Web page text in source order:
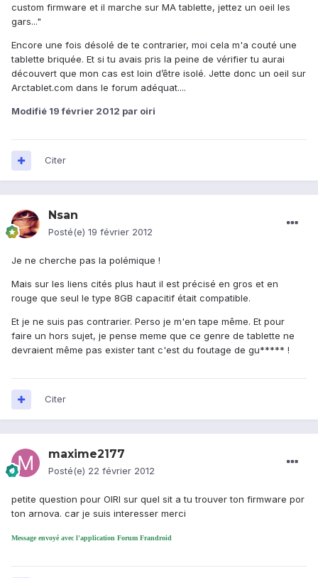
custom firmware et il marche sur MA tablette, jettez un oeil les
gars..."
Encore une fois désolé de te contrarier, moi cela m'a couté une
tablette briquée. Et si tu avais pris la peine de vérifier tu aurai
découvert que mon cas est loin d’être isolé. Jette donc un oeil sur
Arctablet.com dans le forum adéquat....
Modifié 19 février 2012 par oiri
Citer
Nsan
Posté(e) 19 février 2012
Je ne cherche pas la polémique !
Mais sur les liens cités plus haut il est précisé en gros et en
rouge que seul le type 8GB capacitif était compatible.
Et je ne suis pas contrarier. Perso je m'en tape même. Et pour
faire un hors sujet, je pense meme que ce genre de tablette ne
devraient même pas exister tant c'est du foutage de gu***** !
Citer
maxime2177
Posté(e) 22 février 2012
petite question pour OIRI sur quel sit a tu trouver ton firmware por
ton arnova. car je suis interesser merci
Message envoyé avec l'application Forum Frandroid